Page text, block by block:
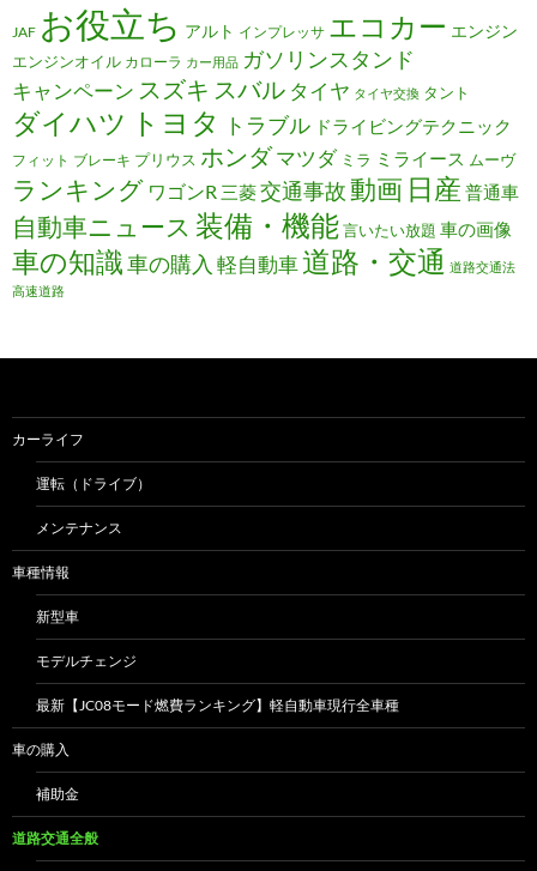
JAF お役立ち アルト インプレッサ エコカー エンジン
エンジンオイル カローラ カー用品 ガソリンスタンド
キャンペーン スズキ スバル タイヤ タイヤ交換 タント
ダイハツ トヨタ トラブル ドライビングテクニック
フィット ブレーキ プリウス ホンダマツダ ミラ ミライース ムーヴ
ランキング ワゴンR 三菱交通事故動画 日産 普通車
自動車ニュース 装備・機能言いたい放題 車の画像
車の知識車の購入 軽自動車道路・交通 道路交通法
高速道路
カーライフ
運転（ドライブ）
メンテナンス
車種情報
新型車
モデルチェンジ
最新【JC08モード燃費ランキング】軽自動車現行全車種
車の購入
補助金
道路交通全般